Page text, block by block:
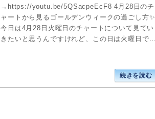
→https://youtu.be/5QSacpeEcF8 4月28日のチ
ャートから見るゴールデンウィークの過ごし方✨
今日は4月28日火曜日のチャートについて見てい
きたいと思うんですけれど、この日は火曜日で...
続きを読む